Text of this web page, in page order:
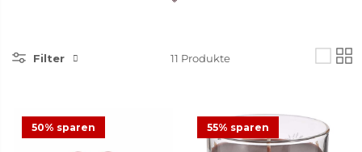
Filter 11 Produkte
50% sparen 55% sparen